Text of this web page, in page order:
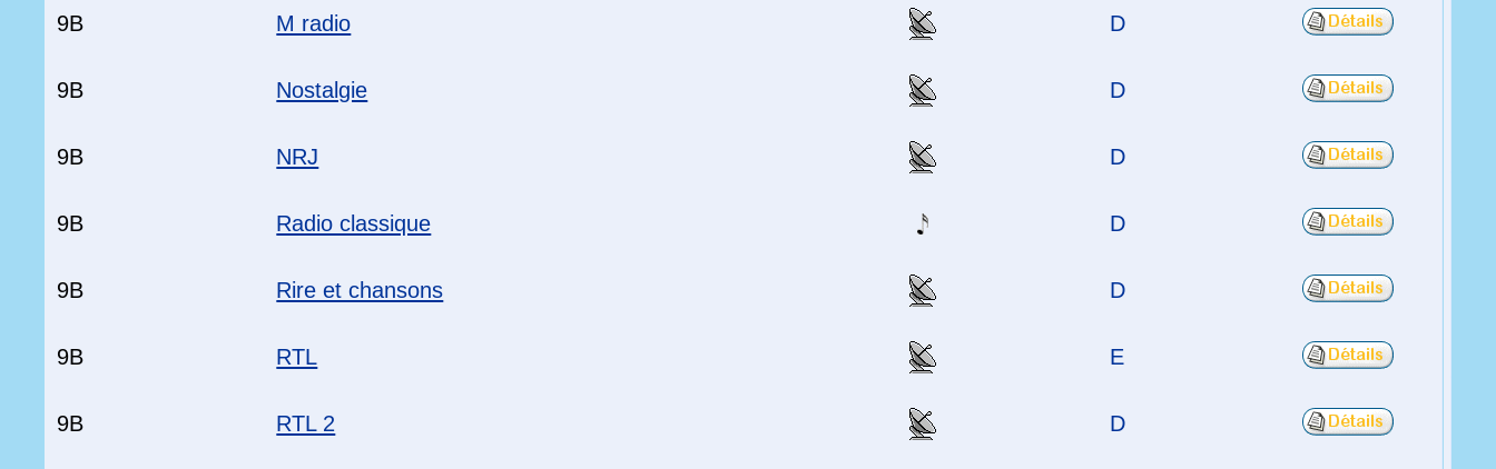
9B M radio D
9B Nostalgie D
9B NRJ D
9B Radio classique D
9B Rire et chansons D
9B RTL E
9B RTL 2 D